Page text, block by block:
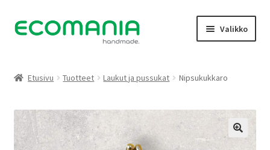
Siirry
navigointiin
Siirry
sisältöön
Valikko
Galleria
Etusivu Tuotteet Laukut ja pussukat Nipsukukkaro